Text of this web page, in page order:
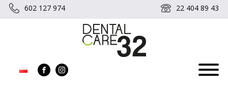
602 127 974 22 404 89 43